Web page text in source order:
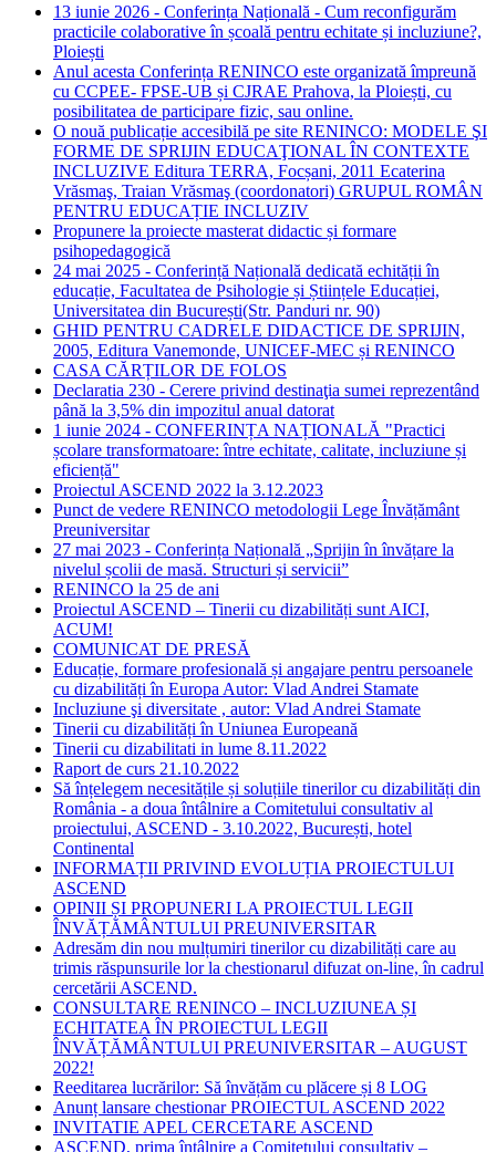
13 iunie 2026 - Conferința Națională - Cum reconfigurăm
practicile colaborative în școală pentru echitate și incluziune?,
Ploiești
Anul acesta Conferința RENINCO este organizată împreună
cu CCPEE- FPSE-UB și CJRAE Prahova, la Ploiești, cu
posibilitatea de participare fizic, sau online.
O nouă publicație accesibilă pe site RENINCO: MODELE ŞI
FORME DE SPRIJIN EDUCAŢIONAL ÎN CONTEXTE
INCLUZIVE Editura TERRA, Focșani, 2011 Ecaterina
Vrăsmaş, Traian Vrăsmaş (coordonatori) GRUPUL ROMÂN
PENTRU EDUCAȚIE INCLUZIV
Propunere la proiecte masterat didactic și formare
psihopedagogică
24 mai 2025 - Conferință Națională dedicată echității în
educație, Facultatea de Psihologie și Științele Educației,
Universitatea din București(Str. Panduri nr. 90)
GHID PENTRU CADRELE DIDACTICE DE SPRIJIN,
2005, Editura Vanemonde, UNICEF-MEC și RENINCO
CASA CĂRȚILOR DE FOLOS
Declaratia 230 - Cerere privind destinaţia sumei reprezentând
până la 3,5% din impozitul anual datorat
1 iunie 2024 - CONFERINȚA NAȚIONALĂ "Practici
școlare transformatoare: între echitate, calitate, incluziune și
eficiență"
Proiectul ASCEND 2022 la 3.12.2023
Punct de vedere RENINCO metodologii Lege Învățământ
Preuniversitar
27 mai 2023 - Conferința Națională „Sprijin în învățare la
nivelul școlii de masă. Structuri și servicii”
RENINCO la 25 de ani
Proiectul ASCEND – Tinerii cu dizabilități sunt AICI,
ACUM!
COMUNICAT DE PRESĂ
Educație, formare profesională și angajare pentru persoanele
cu dizabilități în Europa Autor: Vlad Andrei Stamate
Incluziune şi diversitate , autor: Vlad Andrei Stamate
Tinerii cu dizabilități în Uniunea Europeană
Tinerii cu dizabilitati in lume 8.11.2022
Raport de curs 21.10.2022
Să înțelegem necesitățile și soluțiile tinerilor cu dizabilități din
România - a doua întâlnire a Comitetului consultativ al
proiectului, ASCEND - 3.10.2022, București, hotel
Continental
INFORMAȚII PRIVIND EVOLUȚIA PROIECTULUI
ASCEND
OPINII ȘI PROPUNERI LA PROIECTUL LEGII
ÎNVĂȚĂMÂNTULUI PREUNIVERSITAR
Adresăm din nou mulțumiri tinerilor cu dizabilități care au
trimis răspunsurile lor la chestionarul difuzat on-line, în cadrul
cercetării ASCEND.
CONSULTARE RENINCO – INCLUZIUNEA ȘI
ECHITATEA ÎN PROIECTUL LEGII
ÎNVĂȚĂMÂNTULUI PREUNIVERSITAR – AUGUST
2022!
Reeditarea lucrărilor: Să învățăm cu plăcere și 8 LOG
Anunț lansare chestionar PROIECTUL ASCEND 2022
INVITATIE APEL CERCETARE ASCEND
ASCEND, prima întâlnire a Comitetului consultativ –